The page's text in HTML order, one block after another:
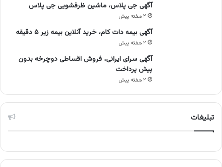
آگهی جی پلاس، ماشین ظرفشویی جی پلاس
۲ هفته پیش
آگهی بیمه دات کام، خرید آنلاین بیمه زیر ۵ دقیقه
۲ هفته پیش
آگهی سرای ایرانی، فروش اقساطی دوچرخه بدون
پیش پرداخت
۲ هفته پیش
تبلیغات